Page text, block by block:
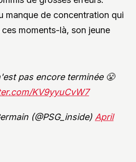
manque de concentration qui
moments-là, son jeune
pas encore terminée 😤
KV9yyuCvW7
(@PSG_inside) April